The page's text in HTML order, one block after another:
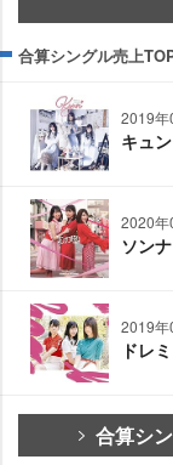
合算シングル売上
2019年
キュン
2020年
ソン
2019年
ドレ
合算シ